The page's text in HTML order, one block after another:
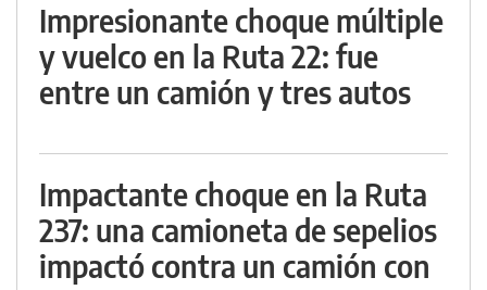
Impresionante choque múltiple
y vuelco en la Ruta 22: fue
entre un camión y tres autos
Impactante choque en la Ruta
237: una camioneta de sepelios
impactó contra un camión con